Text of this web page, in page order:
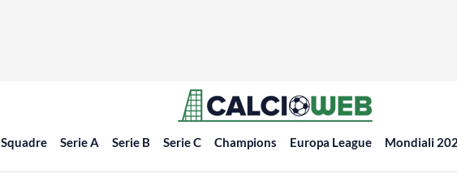
Squadre Serie A Serie B Serie C Champions Europa League Mondiali